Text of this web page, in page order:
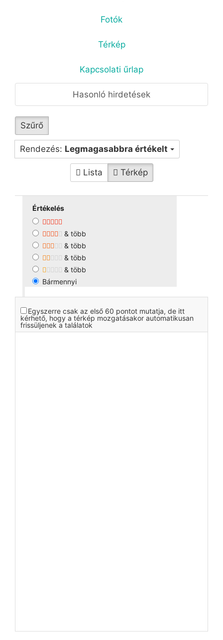
Fotók
Térkép
Kapcsolati űrlap
Hasonló hirdetések
Szűrő
Rendezés: Legmagasabbra értékelt
Lista Térkép
Értékelés
& több
& több
& több
& több
Bármennyi
Egyszerre csak az első 60 pontot mutatja, de itt
kérhető, hogy a térkép mozgatásakor automatikusan
frissüljenek a találatok